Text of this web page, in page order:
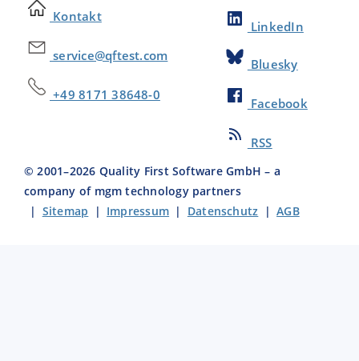
Kontakt
service@qftest.com
+49 8171 38648-0
LinkedIn
Bluesky
Facebook
RSS
© 2001–2026 Quality First Software GmbH – a
company of mgm technology partners
| Sitemap | Impressum | Datenschutz |AGB